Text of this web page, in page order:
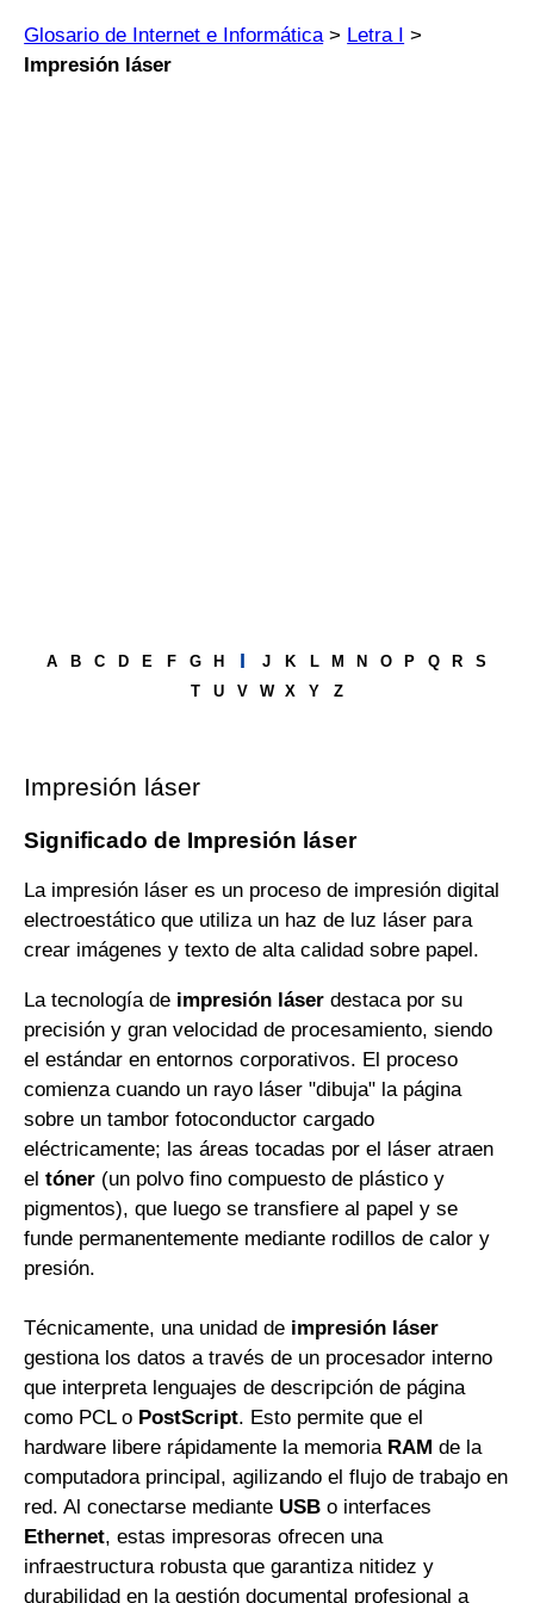
Glosario de Internet e Informática> Letra I >
Impresión láser
A B C D E F G H I J K L M N O P Q R
S
T
U V W X Y Z
Impresión láser
Significado de Impresión láser
La impresión láser es un proceso de impresión digital
electroestático que utiliza un haz de luz láser para
crear imágenes y texto de alta calidad sobre papel.
La tecnología de impresión láser destaca por su
precisión y gran velocidad de procesamiento, siendo
el estándar en entornos corporativos. El proceso
comienza cuando un rayo láser "dibuja" la página
sobre un tambor fotoconductor cargado
eléctricamente; las áreas tocadas por el láser atraen
eltóner (un polvo fino compuesto de plástico y
pigmentos), que luego se transfiere al papel y se
funde permanentemente mediante rodillos de calor y
presión.
Técnicamente, una unidad de impresión láser
gestiona los datos a través de un procesador interno
que interpreta lenguajes de descripción de página
como PCL o PostScript. Esto permite que el
hardware libere rápidamente la memoria RAM de la
computadora principal, agilizando el flujo de trabajo en
red. Al conectarse mediante USB o interfaces
Ethernet, estas impresoras ofrecen una
infraestructura robusta que garantiza nitidez y
durabilidad en la gestión documental profesional a